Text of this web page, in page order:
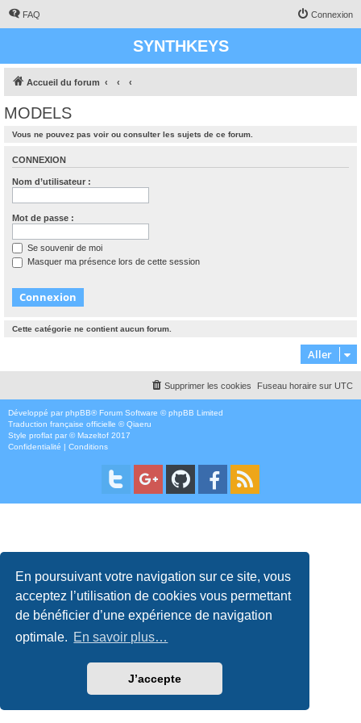
En poursuivant votre navigation sur ce site, vous
acceptez l’utilisation de cookies vous permettant
de bénéficier d’une expérience de navigation
optimale. En savoir plus…
J’accepte
FAQ Connexion
SYNTHKEYS
Accueil du forum
MODELS
Vous ne pouvez pas voir ou consulter les sujets de ce forum.
CONNEXION
Nom d’utilisateur :
Mot de passe :
Se souvenir de moi
Masquer ma présence lors de cette session
Cette catégorie ne contient aucun forum.
Aller
Fuseau horaire sur UTC
Supprimer les cookies
Développé par phpBB® Forum Software © phpBB Limited
Traduction française officielle ©Qiaeru
Style proflat par ©Mazeltof 2017
Confidentialité | Conditions